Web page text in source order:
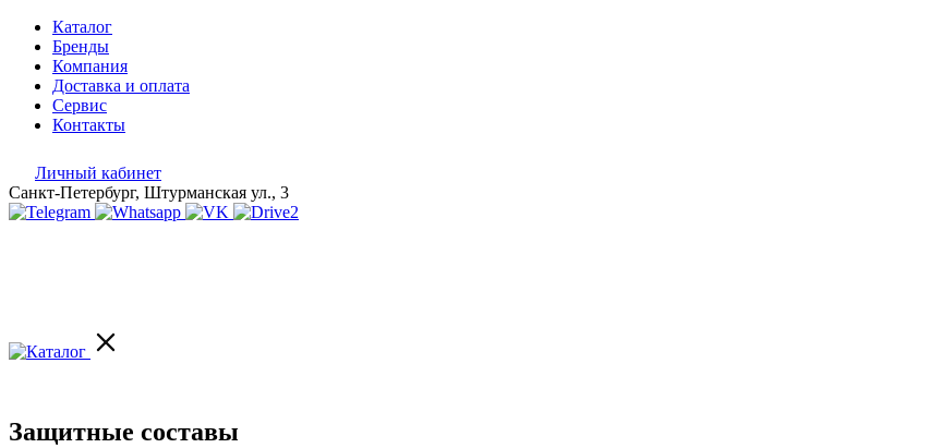
Каталог
Бренды
Компания
Доставка и оплата
Сервис
Контакты
Личный кабинет
Санкт-Петербург, Штурманская ул., 3
Защитные составы